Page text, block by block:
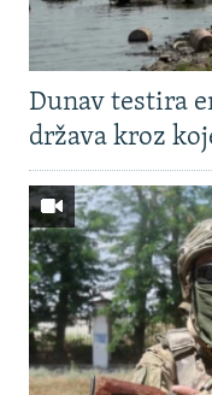
Dunav testira
država kroz